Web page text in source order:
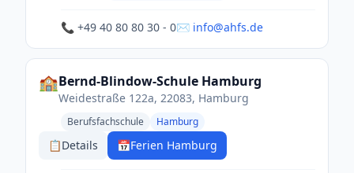
📞 +49 40 80 80 30 - 0✉️ info@ahfs.de
🏫Bernd-Blindow-Schule Hamburg
Weidestraße 122a, 22083, Hamburg
Berufsfachschule Hamburg
📋Details 📅Ferien Hamburg